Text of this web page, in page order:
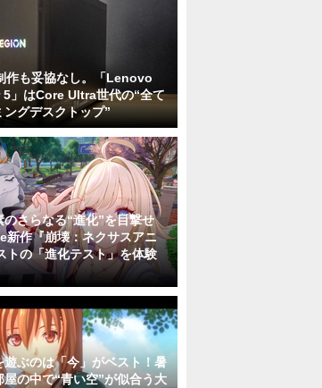
作も妥協なし。「Lenovo
」はCore Ultra世代の“全て
ングデスクトップ”
さらなる“進化”を目撃せ
新作『崩壊：ネクサスアニ
トの「進化テスト」を体験
遊ぶのは「今」がベスト！暑
屋の中で“青い空”が似合う大